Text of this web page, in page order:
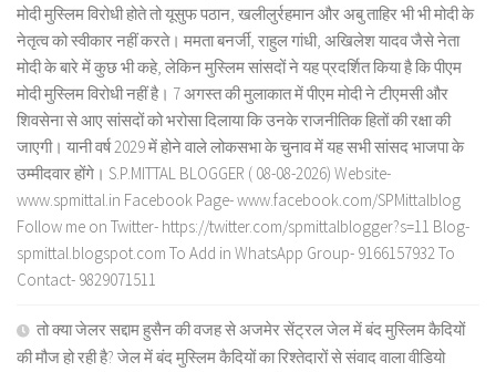
मोदी मुस्लिम विरोधी होते तो यूसुफ पठान, खलीलुर्रहमान और अबु ताहिर भी भी मोदी के
नेतृत्व को स्वीकार नहीं करते। ममता बनर्जी, राहुल गांधी, अखिलेश यादव जैसे नेता
मोदी के बारे में कुछ भी कहे, लेकिन मुस्लिम सांसदों ने यह प्रदर्शित किया है कि पीएम
मोदी मुस्लिम विरोधी नहीं है। 7 अगस्त की मुलाकात में पीएम मोदी ने टीएमसी और
शिवसेना से आए सांसदों को भरोसा दिलाया कि उनके राजनीतिक हितों की रक्षा की
जाएगी। यानी वर्ष 2029 में होने वाले लोकसभा के चुनाव में यह सभी सांसद भाजपा के
उम्मीदवार होंगे। S.P.MITTAL BLOGGER ( 08-08-2026) Website-
www.spmittal.in Facebook Page- www.facebook.com/SPMittalblog
Follow me on Twitter- https://twitter.com/spmittalblogger?s=11 Blog-
spmittal.blogspot.com To Add in WhatsApp Group- 9166157932 To
Contact- 9829071511
तो क्या जेलर सद्दाम हुसैन की वजह से अजमेर सेंट्रल जेल में बंद मुस्लिम कैदियों
की मौज हो रही है? जेल में बंद मुस्लिम कैदियों का रिश्तेदारों से संवाद वाला वीडियो